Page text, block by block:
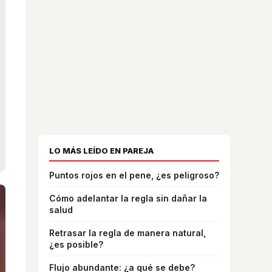
LO MÁS LEÍDO EN PAREJA
Puntos rojos en el pene, ¿es peligroso?
Cómo adelantar la regla sin dañar la
salud
Retrasar la regla de manera natural,
¿es posible?
Flujo abundante: ¿a qué se debe?